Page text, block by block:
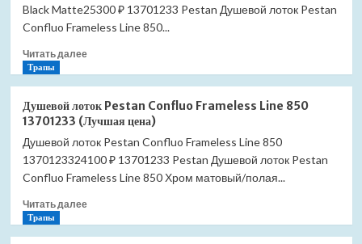
Frameless
Line
13701207
Glass
(Лучшая
цена)
Black Matte25300 ₽ 13701233 Pestan Душевой лоток Pestan
Confluo Frameless Line 850...
Читать далееПрочитать
лоток
Pestan
Confluo
Frameless
Line
13701322
Matte
Трапы
Душевой лоток Pestan Confluo Frameless Line 850
13701233 (Лучшая цена)
Душевой лоток Pestan Confluo Frameless Line 850
1370123324100 ₽ 13701233 Pestan Душевой лоток Pestan
Confluo Frameless Line 850 Хром матовый/полая...
Читать далееПрочитать
Трапы